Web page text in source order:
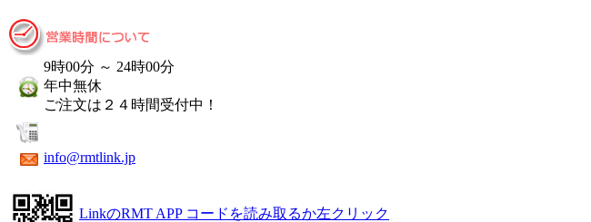
9時00分 ～ 24時00分
年中無休
ご注文は２４時間受付中！
info@rmtlink.jp
LinkのRMT APP コードを読み取るか左クリック